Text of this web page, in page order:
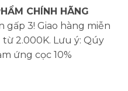
CHÍNH HÃNG
gấp 3! Giao hàng miễn
2.000K. Lưu ý: Qúy
ứng cọc 10%